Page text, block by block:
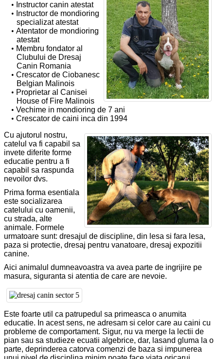
Instructor canin atestat
Instructor de mondioring
specializat atestat
Atentator de mondioring
atestat
Membru fondator al
Clubului de Dresaj
Canin Romania
Crescator de Ciobanesc
Belgian Malinois
Proprietar al Canisei
House of Fire Malinois
Vechime in mondioring de 7 ani
Crescator de caini inca din 1994
Cu ajutorul nostru,
catelul va fi capabil sa
invete diferite forme
educatie pentru a fi
capabil sa raspunda
nevoilor dvs.
Prima forma esentiala
este socializarea
catelului cu oamenii,
cu strada, alte
animale. Formele
urmatoare sunt: dresajul de discipline, din lesa si fara lesa,
paza si protectie, dresaj pentru vanatoare, dresaj expozitii
canine.
Aici animalul dumneavoastra va avea parte de ingrijire pe
masura, siguranta si atentia de care are nevoie.
Este foarte util ca patrupedul sa primeasca o anumita
educatie. In acest sens, ne adresam si celor care au caini cu
probleme de comportament. Sigur, nu va merge la lectii de
pian sau sa studieze ecuatii algebrice, dar, lasand gluma la o
parte, deprinderea catorva comenzi de baza si impunerea